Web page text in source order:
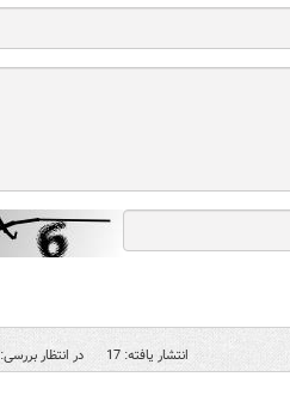
انتشار یافته: 17 در انتظار بررسی: 0